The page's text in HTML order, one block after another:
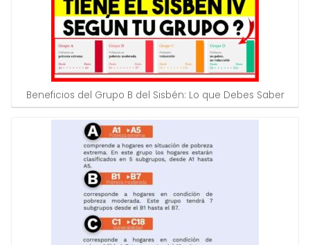
Beneficios del Grupo B del Sisbén: Lo que Debes Saber